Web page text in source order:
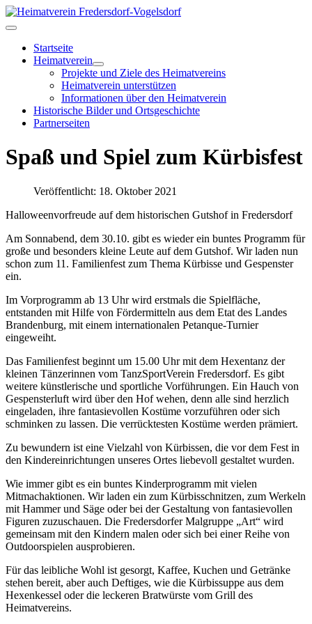
Startseite
Heimatverein
Projekte und Ziele des Heimatvereins
Heimatverein unterstützen
Informationen über den Heimatverein
Historische Bilder und Ortsgeschichte
Partnerseiten
Spaß und Spiel zum Kürbisfest
Veröffentlicht: 18. Oktober 2021
Halloweenvorfreude auf dem historischen Gutshof in Fredersdorf
Am Sonnabend, dem 30.10. gibt es wieder ein buntes Programm für
große und besonders kleine Leute auf dem Gutshof. Wir laden nun
schon zum 11. Familienfest zum Thema Kürbisse und Gespenster
ein.
Im Vorprogramm ab 13 Uhr wird erstmals die Spielfläche,
entstanden mit Hilfe von Fördermitteln aus dem Etat des Landes
Brandenburg, mit einem internationalen Petanque-Turnier
eingeweiht.
Das Familienfest beginnt um 15.00 Uhr mit dem Hexentanz der
kleinen Tänzerinnen vom TanzSportVerein Fredersdorf. Es gibt
weitere künstlerische und sportliche Vorführungen. Ein Hauch von
Gespensterluft wird über den Hof wehen, denn alle sind herzlich
eingeladen, ihre fantasievollen Kostüme vorzuführen oder sich
schminken zu lassen. Die verrücktesten Kostüme werden prämiert.
Zu bewundern ist eine Vielzahl von Kürbissen, die vor dem Fest in
den Kindereinrichtungen unseres Ortes liebevoll gestaltet wurden.
Wie immer gibt es ein buntes Kinderprogramm mit vielen
Mitmachaktionen. Wir laden ein zum Kürbisschnitzen, zum Werkeln
mit Hammer und Säge oder bei der Gestaltung von fantasievollen
Figuren zuzuschauen. Die Fredersdorfer Malgruppe „Art“ wird
gemeinsam mit den Kindern malen oder sich bei einer Reihe von
Outdoorspielen ausprobieren.
Für das leibliche Wohl ist gesorgt, Kaffee, Kuchen und Getränke
stehen bereit, aber auch Deftiges, wie die Kürbissuppe aus dem
Hexenkessel oder die leckeren Bratwürste vom Grill des
Heimatvereins.